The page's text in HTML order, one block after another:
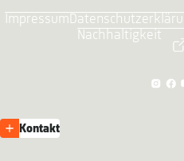
Impressum
Nachhaltigkeit
Kontakt